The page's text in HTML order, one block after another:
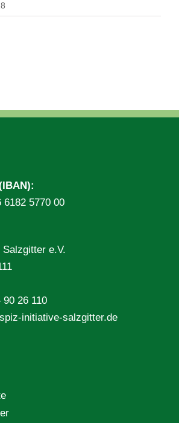
6182 5770 00
e.V.
90 26 110
initiative-salzgitter.de